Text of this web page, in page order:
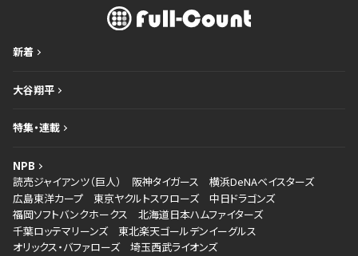
新着
大谷翔平
特集・連載
NPB
読売ジャイアンツ（巨人）
阪神タイガース
横浜DeNAベイスターズ
広島東洋カープ
東京ヤクルトスワローズ
中日ドラゴンズ
福岡ソフトバンクホークス
北海道日本ハムファイターズ
千葉ロッテマリーンズ
東北楽天ゴールデンイーグルス
オリックス・バファローズ
埼玉西武ライオンズ